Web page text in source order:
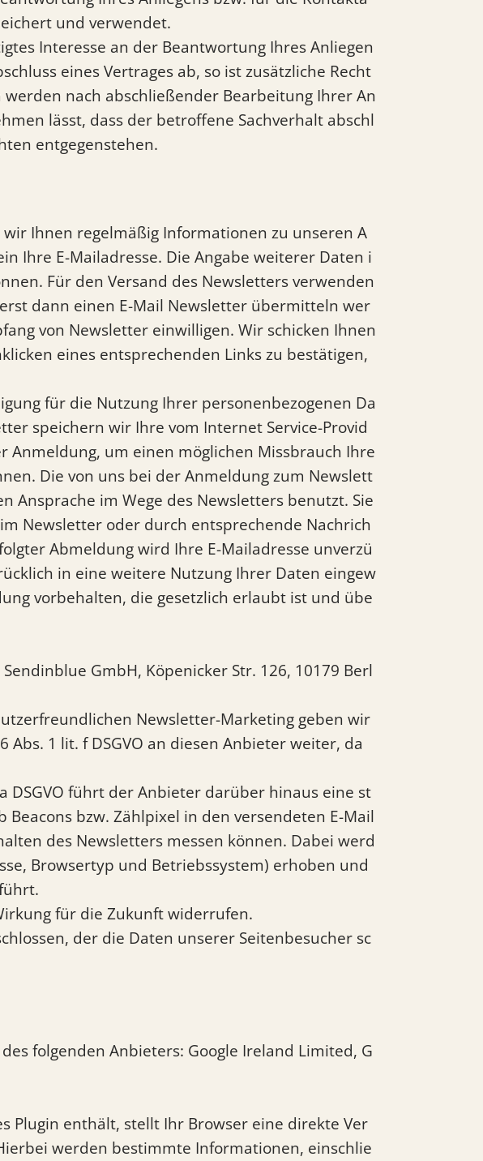
und verwendet.
Interesse an der Beantwortung Ihres Anliegen
eines Vertrages ab, so ist zusätzliche Recht
nach abschließender Bearbeitung Ihrer An
lässt, dass der betroffene Sachverhalt abschl
entgegenstehen.
Ihnen regelmäßig Informationen zu unseren A
Ihre E-Mailadresse. Die Angabe weiterer Daten i
Für den Versand des Newsletters verwenden
dann einen E-Mail Newsletter übermitteln wer
von Newsletter einwilligen. Wir schicken Ihnen
eines entsprechenden Links zu bestätigen,
für die Nutzung Ihrer personenbezogenen Da
speichern wir Ihre vom Internet Service-Provid
Anmeldung, um einen möglichen Missbrauch Ihre
Die von uns bei der Anmeldung zum Newslett
Ansprache im Wege des Newsletters benutzt. Sie
Newsletter oder durch entsprechende Nachrich
Abmeldung wird Ihre E-Mailadresse unverzü
in eine weitere Nutzung Ihrer Daten eingew
vorbehalten, die gesetzlich erlaubt ist und übe
GmbH, Köpenicker Str. 126, 10179 Berl
Newsletter-Marketing geben wir
1 lit. f DSGVO an diesen Anbieter weiter, da
DSGVO führt der Anbieter darüber hinaus eine st
bzw. Zählpixel in den versendeten E-Mail
des Newsletters messen können. Dabei werd
Browsertyp und Betriebssystem) erhoben und
für die Zukunft widerrufen.
der die Daten unserer Seitenbesucher sc
folgenden Anbieters: Google Ireland Limited, G
Plugin enthält, stellt Ihr Browser eine direkte Ver
werden bestimmte Informationen, einschlie